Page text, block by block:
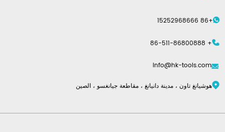
+86 15252968666
+ 86-511-86800888
info@hk-tools.com
هوشيانغ تاون ، مدينة دانيانغ ، مقاطعة جيانغسو ، الصين